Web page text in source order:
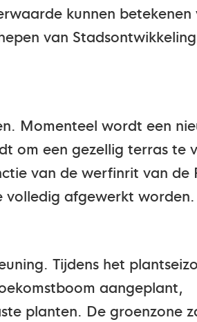
kunnen betekenen
van
Momenteel wordt een
om een gezellig terras te
van de werfinrit van de
volledig afgewerkt
Tijdens het
aangeplant,
planten. De groenzone